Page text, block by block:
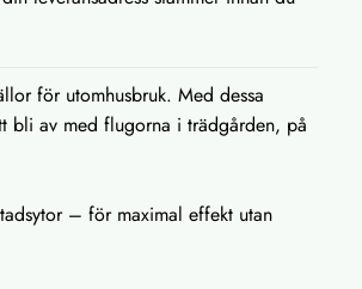
för utomhusbruk. Med dessa
bli av med flugorna i trädgården, på
– för maximal effekt utan